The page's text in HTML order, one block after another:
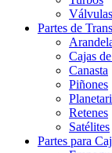
Partes de
Cajas
Canasta
Piñones
Retenes
Satélites
Partes para